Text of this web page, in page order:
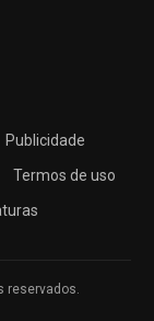
Publicidade
Termos de uso
reservados.